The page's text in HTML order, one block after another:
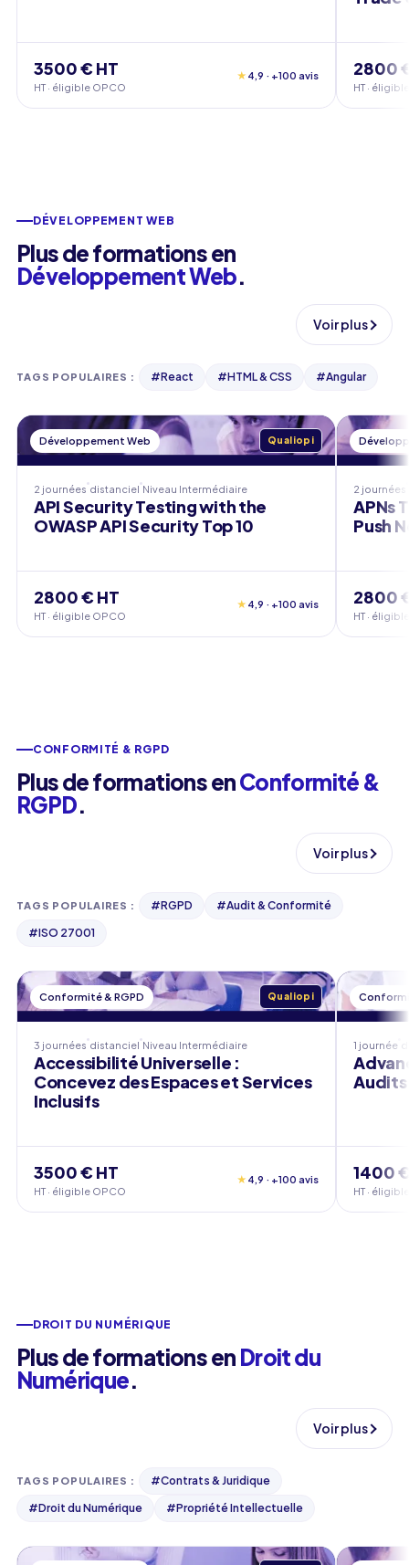
3500 € HT
HT · éligible OPCO
★ 4,9 · +100 avis 2800
HT ·
DÉVELOPPEMENT WEB
Plus de formations en
Développement Web.
Voir plus
TAGS POPULAIRES : #React #HTML & CSS #Angular
Développement Web Qualiopi
2 journées distanciel Niveau Intermédiaire
API Security Testing with the
OWASP API Security Top 10
2800 € HT
HT · éligible OPCO
★ 4,9 · +100 avis
2 journées
APNs
Push
2800
HT ·
CONFORMITÉ & RGPD
Plus de formations enConformité &
RGPD.
Voir plus
TAGS POPULAIRES : #RGPD #Audit & Conformité
#ISO 27001
Conformité & RGPD Qualiopi
3 journées distanciel Niveau Intermédiaire
Accessibilité Universelle :
Concevez des Espaces et Services
Inclusifs
3500 € HT
HT · éligible OPCO
★ 4,9 · +100 avis
1 journée
Audits
1400
HT ·
DROIT DU NUMÉRIQUE
Plus de formations en Droit du
Numérique.
Voir plus
TAGS POPULAIRES : #Contrats & Juridique
#Droit du Numérique #Propriété Intellectuelle